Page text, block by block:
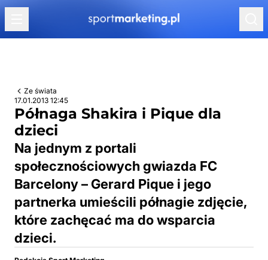
Przejdź do treści
Ze świata
17.01.2013 12:45
Półnaga Shakira i Pique dla
dzieci
Na jednym z portali
społecznościowych gwiazda FC
Barcelony – Gerard Pique i jego
partnerka umieścili półnagie zdjęcie,
które zachęcać ma do wsparcia
dzieci.